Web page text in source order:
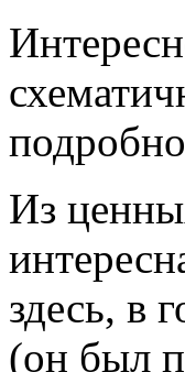
Из
здесь, в
(он был